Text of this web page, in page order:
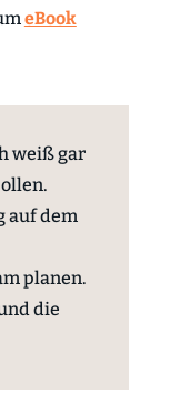
eBook
weiß gar
auf dem
planen.
die